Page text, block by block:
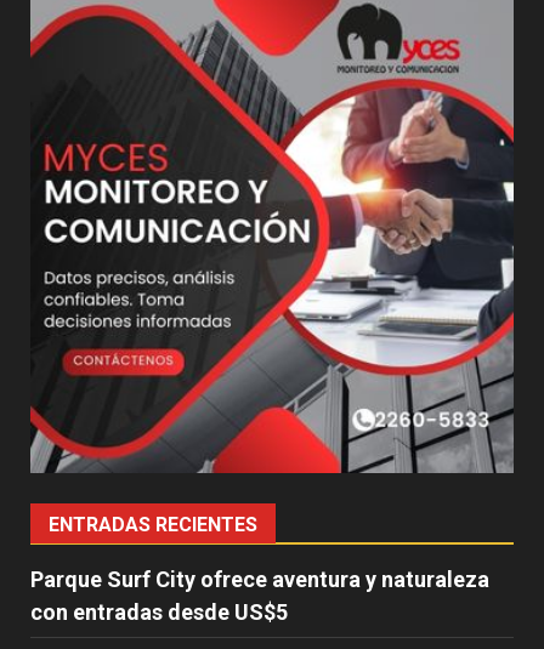
ENTRADAS RECIENTES
Parque Surf City ofrece aventura y naturaleza
con entradas desde US$5